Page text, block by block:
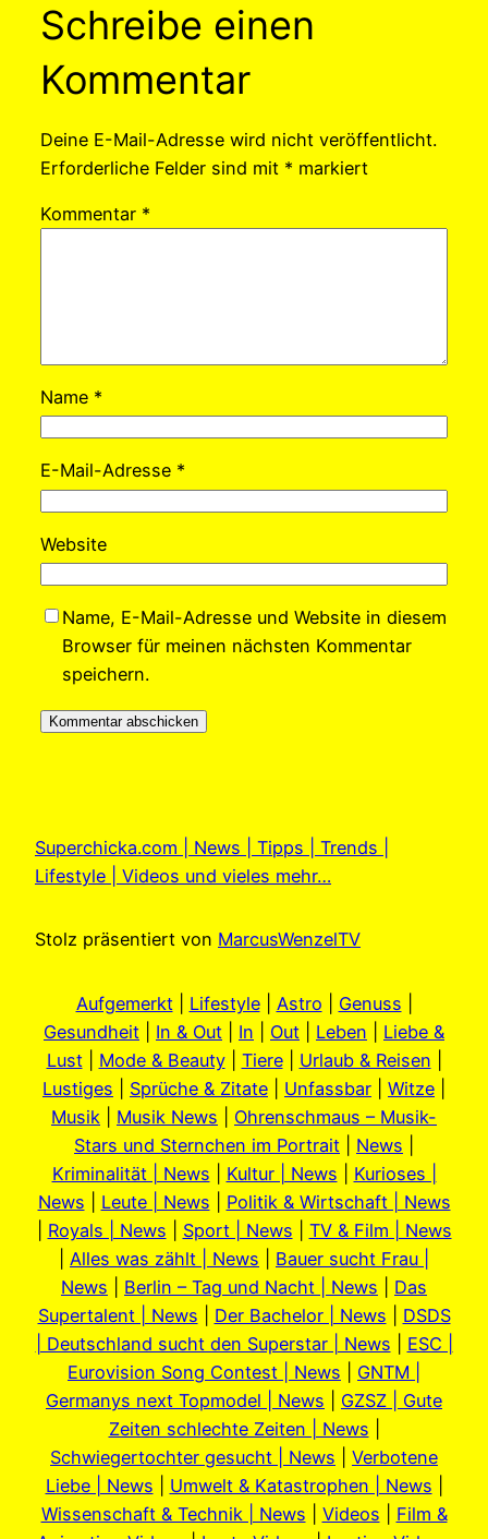
Schreibe einen
Kommentar
Deine E-Mail-Adresse wird nicht veröffentlicht.
Erforderliche Felder sind mit * markiert
Kommentar *
Name *
E-Mail-Adresse *
Website
Name, E-Mail-Adresse und Website in diesem
Browser für meinen nächsten Kommentar
speichern.
Superchicka.com | News | Tipps | Trends |
Lifestyle | Videos und vieles mehr…
Stolz präsentiert von MarcusWenzelTV
Aufgemerkt| Lifestyle| Astro Genuss
Gesundheit
In & Out In Out Leben
Liebe &
Lust| Mode & Beauty| Tiere| Urlaub & Reisen
Lustiges
Sprüche & Zitate Unfassbar Witze
Musik
Musik News
Ohrenschmaus – Musik-
Stars und Sternchen im Portrait
News
Kriminalität | News
Kultur | News
Kurioses |
News
Leute | News
Politik & Wirtschaft | News
Royals | News Sport | News
TV & Film | News
Alles was zählt | News
Bauer sucht Frau |
News
Berlin – Tag und Nacht | News
Das
Supertalent | News
Der Bachelor | News
DSDS
| Deutschland sucht den Superstar | News
ESC |
Eurovision Song Contest | News
GNTM |
Germanys next Topmodel | News
GZSZ | Gute
Zeiten schlechte Zeiten | News
Schwiegertochter gesucht | News
Verbotene
Liebe | News
Umwelt & Katastrophen | News
Wissenschaft & Technik | News
Videos
Film &